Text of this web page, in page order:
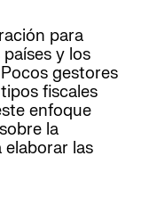
para
y los
gestores
fiscales
enfoque
la
las